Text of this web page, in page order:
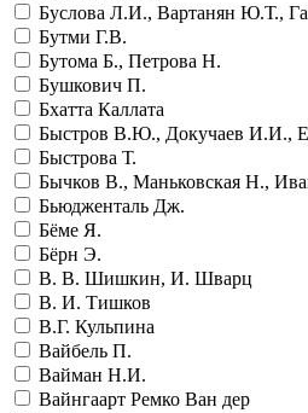
Буслова Л.И., Вартанян Ю.Т.,
Бутми Г.В.
Бутома Б., Петрова Н.
Бушкович П.
Бхатта Каллата
Быстров В.Ю., Докучаев И.И.,
Быстрова Т.
Бычков В., Маньковская Н.,
Бьюдженталь Дж.
Бёме Я.
Бёрн Э.
В. В. Шишкин, И. Шварц
В. И. Тишков
В.Г. Кульпина
Вайбель П.
Вайман Н.И.
Вайнгаарт Ремко Ван дер